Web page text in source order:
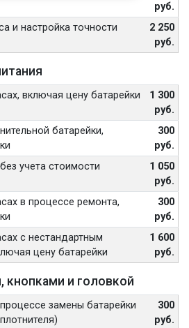
руб.
и настройка точности
2 250
руб.
включая цену батарейки
1 300
руб.
батарейки,
300
руб.
учета стоимости
1 050
руб.
в процессе ремонта,
300
руб.
с нестандартным
цену батарейки
1 600
руб.
кнопками и головкой
замены батарейки
300
руб.